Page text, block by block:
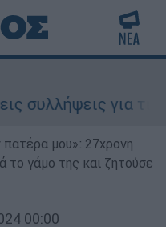
για τις φωτιές σε
μου»: 27χρονη
το γάμο της και ζητούσε
00:00